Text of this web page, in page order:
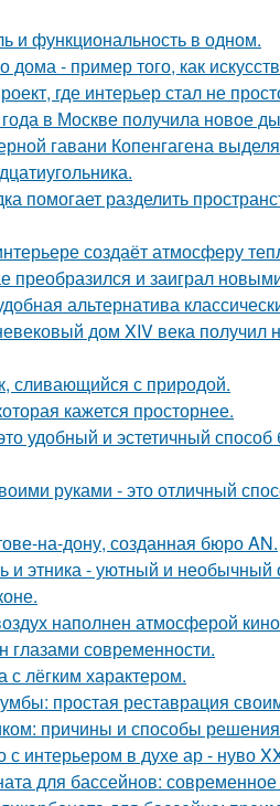
и функциональность в одном.
дома - пример того, как
где интерьер стал не
в Москве получила новое
гавани Копенгагена
помогает разделить
создаёт атмосферу
преобразился и заиграл
альтернатива
дом XIV века получил
сливающийся с природой.
кажется просторнее.
удобный и эстетичный
руками - это отличный
на-дону, созданная бюро AN.
и этника - уютный и
наполнен атмосферой
современности.
лёгким характером.
простая реставрация
причины и способы
интерьером в духе ар - нуво
для бассейнов: